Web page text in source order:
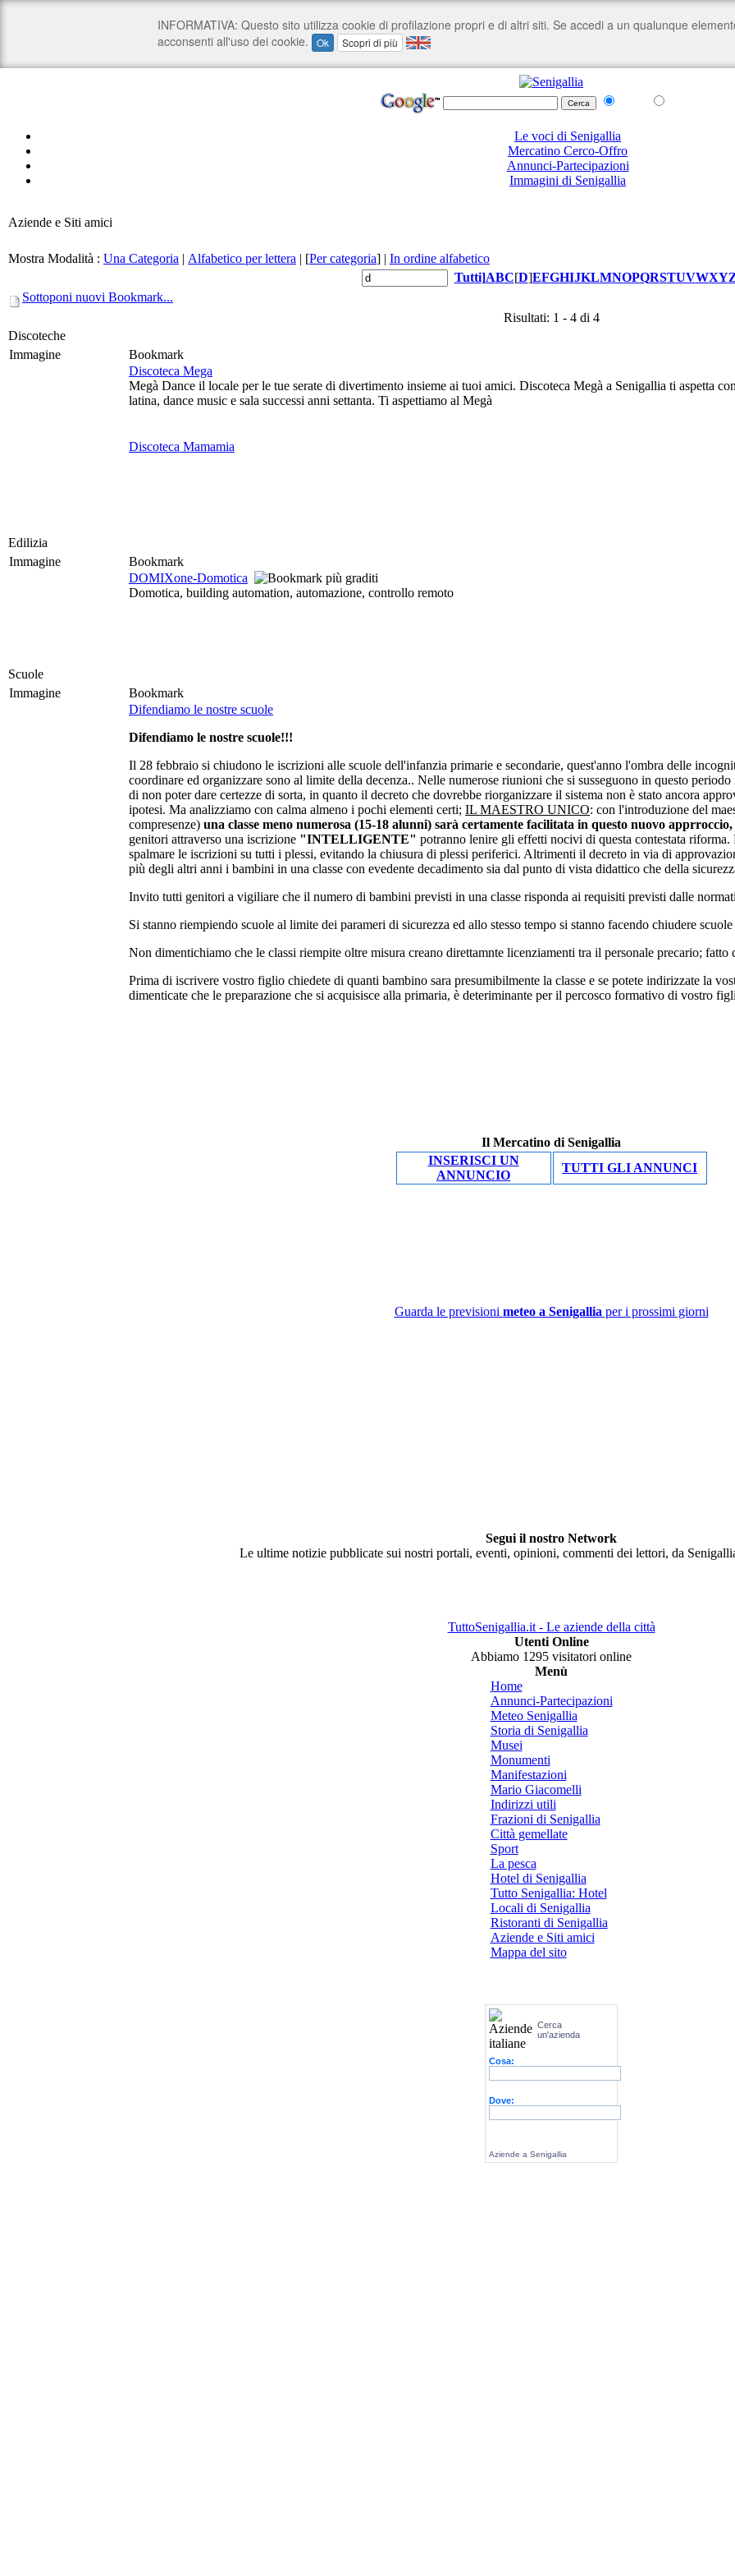
Le voci di Senigallia
Mercatino Cerco-Offro
Annunci-Partecipazioni
Immagini di Senigallia
Aziende e Siti amici
Mostra Modalità : Una Categoria | Alfabetico per lettera | [Per categoria] | In ordine alfabetico
Tutti]ABC[D]EFGHIJKLMNOPQRSTUVWXY
Sottoponi nuovi Bookmark...
Risultati: 1 - 4 di 4
Discoteche
Immagine
Bookmark
Discoteca Mega
Megà Dance il locale per le tue serate di divertimento insieme ai tuoi amici. Discoteca Megà a Senigallia ti aspetta
latina, dance music e sala successi anni settanta. Ti aspettiamo al Megà
Discoteca Mamamia
Edilizia
Immagine
Bookmark
DOMIXone-Domotica
Domotica, building automation, automazione, controllo remoto
Scuole
Immagine
Bookmark
Difendiamo le nostre scuole
Difendiamo le nostre scuole!!!
Il 28 febbraio si chiudono le iscrizioni alle scuole dell'infanzia primarie e secondarie, quest'anno l'ombra delle
coordinare ed organizzare sono al limite della decenza.. Nelle numerose riunioni che si susseguono in questo
di non poter dare certezze di sorta, in quanto il decreto che dovrebbe riorganizzare il sistema non è stato ancora
ipotesi. Ma analizziamo con calma almeno i pochi elementi certi; IL MAESTRO UNICO: con l'introduzione del
compresenze) una classe meno numerosa (15-18 alunni) sarà certamente facilitata in questo nuovo
genitori attraverso una iscrizione "INTELLIGENTE" potranno lenire gli effetti nocivi di questa contestata riforma.
spalmare le iscrizioni su tutti i plessi, evitando la chiusura di plessi periferici. Altrimenti il decreto in via di
più degli altri anni i bambini in una classe con evedente decadimento sia dal punto di vista didattico che della
Invito tutti genitori a vigiliare che il numero di bambini previsti in una classe risponda ai requisiti previsti dalle
Si stanno riempiendo scuole al limite dei parameri di sicurezza ed allo stesso tempo si stanno facendo chiudere
Non dimentichiamo che le classi riempite oltre misura creano direttamnte licenziamenti tra il personale precario;
Prima di iscrivere vostro figlio chiedete di quanti bambino sara presumibilmente la classe e se potete indirizzate la
dimenticate che le preparazione che si acquisisce alla primaria, è deteriminante per il percosco formativo di vostro
Il Mercatino di Senigallia
INSERISCI UN
ANNUNCIO
TUTTI GLI ANNUNCI
Guarda le previsioni meteo a Senigallia per i prossimi giorni
Segui il nostro Network
Le ultime notizie pubblicate sui nostri portali, eventi, opinioni, commenti dei lettori, da
TuttoSenigallia.it - Le aziende della città
Utenti Online
Abbiamo 1295 visitatori online
Menù
Home
Annunci-Partecipazioni
Meteo Senigallia
Storia di Senigallia
Musei
Monumenti
Manifestazioni
Mario Giacomelli
Indirizzi utili
Frazioni di Senigallia
Città gemellate
Sport
La pesca
Hotel di Senigallia
Tutto Senigallia: Hotel
Locali di Senigallia
Ristoranti di Senigallia
Aziende e Siti amici
Mappa del sito
Cerca
un'azienda
Cosa:
Dove:
Aziende a Senigallia